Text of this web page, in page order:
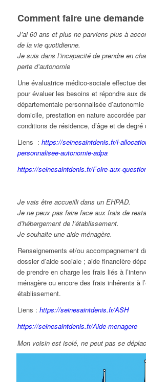
Comment faire une demande
J’ai 60 ans et plus ne parviens plus à
de la vie quotidienne.
Je suis dans l’incapacité de prendre en
perte d’autonomie
Une évaluatrice médico-sociale effectue
pour évaluer les besoins et répondre aux
départementale personnalisée
domicile, prestation en nature accordée
conditions de résidence, d’âge et de degré
Liens : https://seinesaintdenis.fr/l-
personnalisee-autonomie-adpa
https://seinesaintdenis.fr/Foire-aux-
Je vais être accueilli dans un EHPAD.
Je ne peux pas faire face aux frais de
d’hébergement de l’établissement.
Je souhaite une aide-ménagère.
Renseignements et/ou accompagnement
dossier d’aide sociale ; aide financière
de prendre en charge les frais liés à
ménagère ou encore des frais inhérents à
établissement.
Liens : https://seinesaintdenis.fr/ASH
https://seinesaintdenis.fr/Aide-menagere
Mon voisin est isolé, ne peut pas se
Le Pôle séniors a pour mission de repérer
les besoins de la personne. En lien avec